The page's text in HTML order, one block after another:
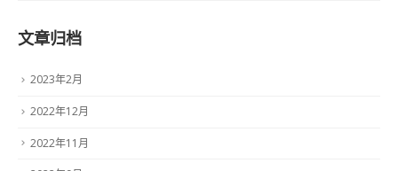
文章归档
2023年2月
2022年12月
2022年11月